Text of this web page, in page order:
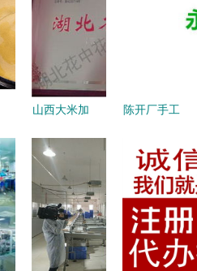
山西大米加
产业链解析
如何选择优
质供应商与
代理模式
陈开厂手工
加盟与代理
的商业机遇
解析（附货
源启动指
南）